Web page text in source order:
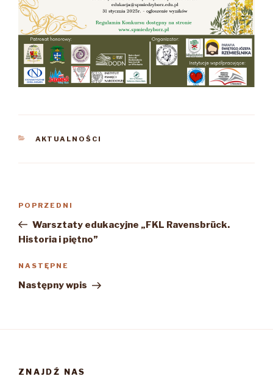
KATEGORIE
AKTUALNOŚCI
Poprzedni
wpis
POPRZEDNI
Warsztaty edukacyjne „FKL Ravensbrück.
Historia i piętno”
Następny
wpis
NASTĘPNE
Następny wpis
ZNAJDŹ NAS